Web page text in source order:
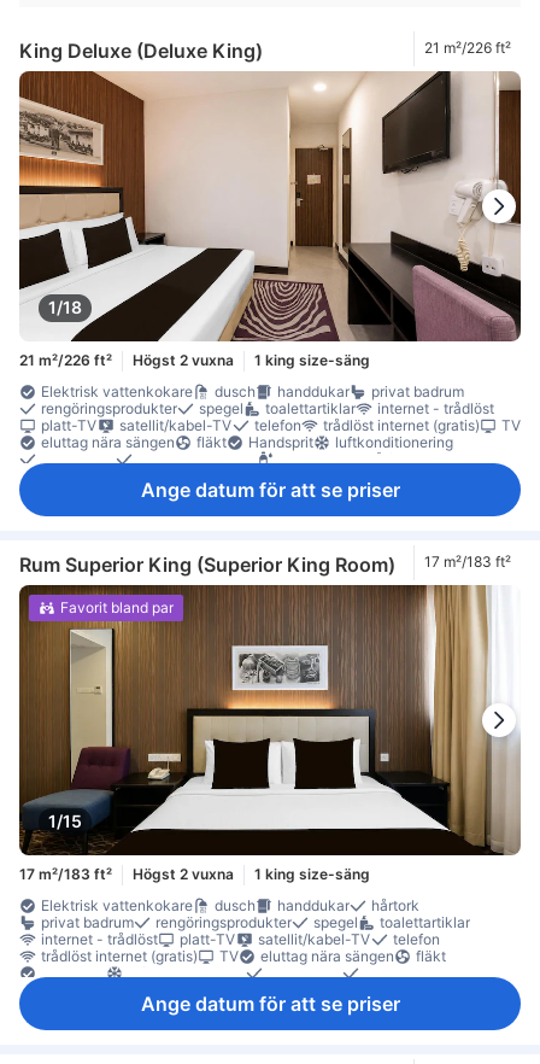
King Deluxe (Deluxe King) 21 m²/226 ft²
1/18
21 m²/226 ft² Högst 2 vuxna
1 king size-säng
Elektrisk vattenkokare
dusch handdukar
privat badrum
rengöringsprodukter
spegel toalettartiklar
internet - trådlöst
platt-TV
satellit/kabel-TV telefon trådlöst internet (gratis)
TV
eluttag nära sängen
fläkt Handsprit
luftkonditionering
gratis vatten på flaska
Klinker-/marmorgolv
papperskorgar sittmöbler
Ange datum för att se priser
Rum Superior King (Superior King Room) 17 m²/183 ft²
1/15
Favorit bland par
17 m²/183 ft² Högst 2 vuxna
1 king size-säng
Elektrisk vattenkokare
dusch handdukar
hårtork
privat badrum
rengöringsprodukter spegel
toalettartiklar
internet - trådlöst
platt-TV satellit/kabel-TV
telefon
trådlöst internet (gratis)
TV eluttag nära sängen
fläkt
arbetsplats för bärbar dator
Fönster
Klinker-/marmorgolv
Ange datum för att se priser